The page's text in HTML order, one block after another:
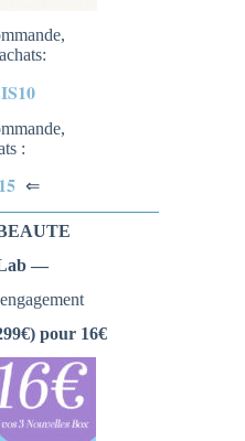
:
⇐
—
pour 16€